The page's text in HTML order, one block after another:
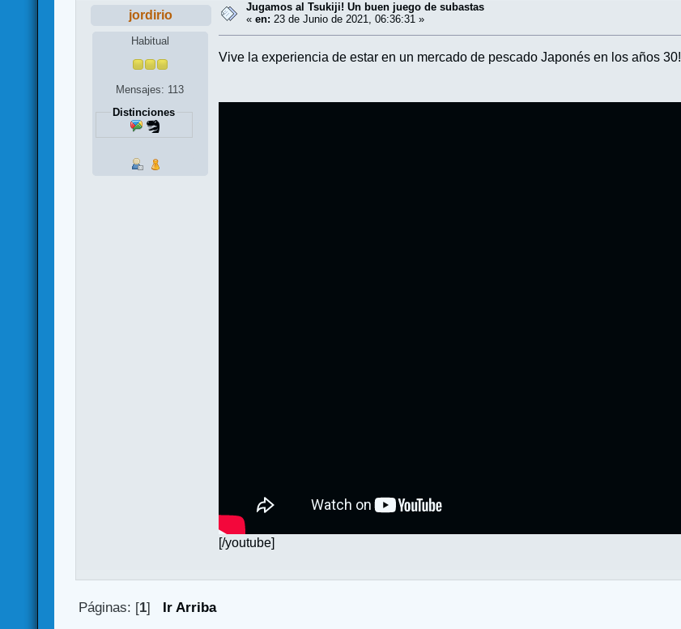
jordirio
Habitual
Mensajes: 113
Distinciones
Jugamos al Tsukiji! Un buen juego de subastas
«en: 23 de Junio de 2021, 06:36:31 »
Vive la experiencia de estar en un mercado de pescado Japonés en los años 30!
[/youtube]
Páginas: [1] Ir Arriba